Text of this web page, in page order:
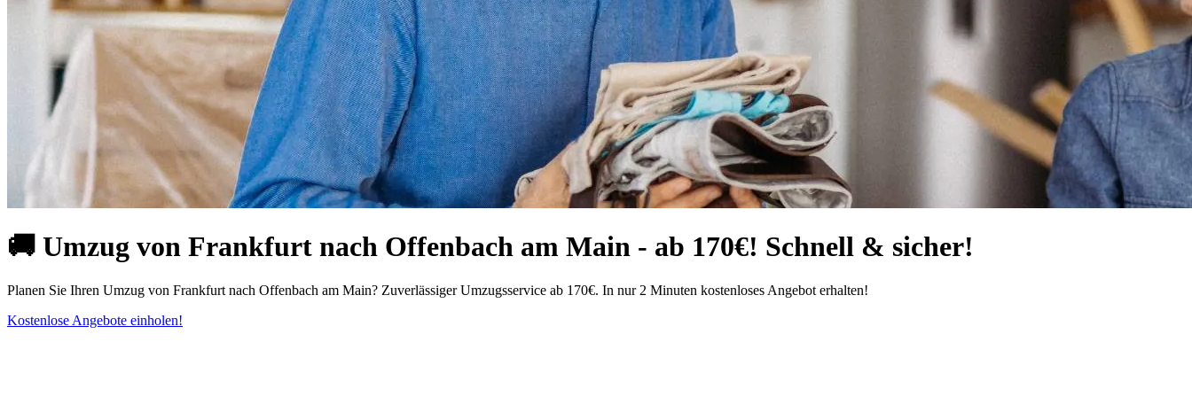
🚚 Umzug von Frankfurt nach Offenbach am Main - ab 170€! Schnell & sicher!
Planen Sie Ihren Umzug von Frankfurt nach Offenbach am Main? Zuverlässiger Umzugsservice ab 170€. In nur 2 Minuten kostenloses Angebot erhalten!
Kostenlose Angebote einholen!